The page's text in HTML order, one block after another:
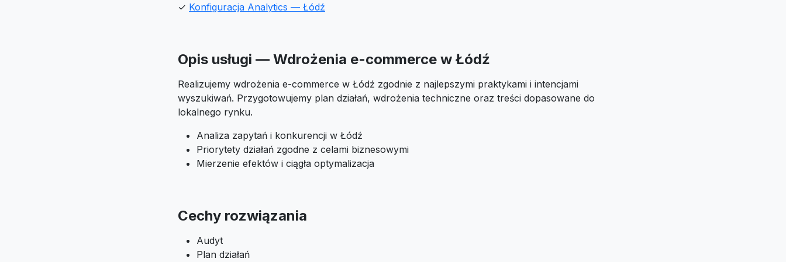
✓ Konfiguracja Analytics — Łódź
Opis usługi — Wdrożenia e-commerce w Łódź
Realizujemy wdrożenia e-commerce w Łódź zgodnie z najlepszymi praktykami i intencjami
wyszukiwań. Przygotowujemy plan działań, wdrożenia techniczne oraz treści dopasowane do
lokalnego rynku.
Analiza zapytań i konkurencji w Łódź
Priorytety działań zgodne z celami biznesowymi
Mierzenie efektów i ciągła optymalizacja
Cechy rozwiązania
Audyt
Plan działań